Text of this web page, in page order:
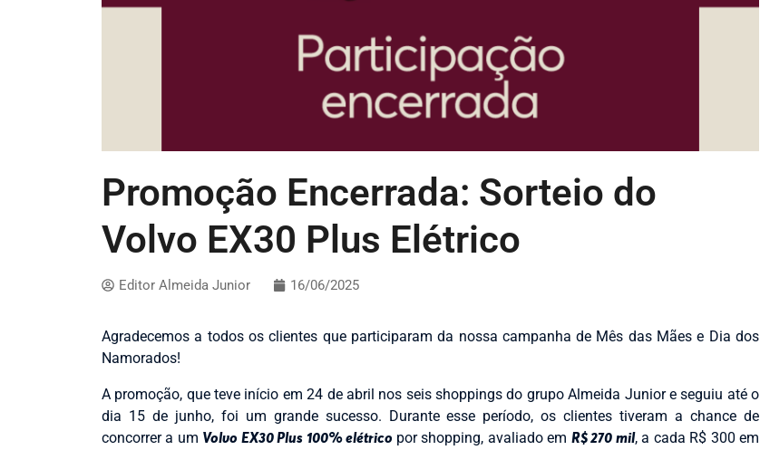
Promoção Encerrada: Sorteio do
Volvo EX30 Plus Elétrico
Editor Almeida Junior 16/06/2025
Agradecemos a todos os clientes que participaram da nossa campanha de Mês das Mães e Dia dos
Namorados!
A promoção, que teve início em 24 de abril nos seis shoppings do grupo Almeida Junior e seguiu até o
dia 15 de junho, foi um grande sucesso. Durante esse período, os clientes tiveram a chance de
concorrer a um Volvo EX30 Plus 100% elétrico por shopping, avaliado em R$ 270 mil, a cada R$ 300 em